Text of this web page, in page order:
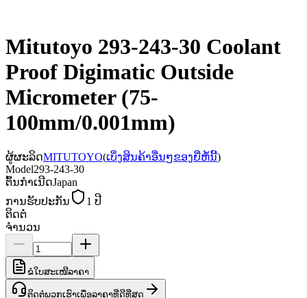
Mitutoyo 293-243-30 Coolant
Proof Digimatic Outside
Micrometer (75-
100mm/0.001mm)
ຜູ້ຜະລິດMITUTOYO(ເບິ່ງສິນຄ້າອື່ນໆຂອງຍີ່ຫໍ້ນີ້)
Model293-243-30
ຕົ້ນກຳເນີດJapan
ການຮັບປະກັນ
1 ປີ
ຕິດຕໍ່
ຈຳນວນ
ຂໍໃບສະເໜີລາຄາ
ຕິດຕໍ່ພວກເຮົາເພື່ອລາຄາທີ່ດີທີ່ສຸດ